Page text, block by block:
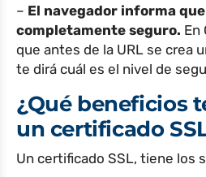
– El navegador informa
completamente seguro. En
que antes de la URL se crea
te dirá cuál es el nivel de
¿Qué beneficios
un certificado
Un certificado SSL, tiene los